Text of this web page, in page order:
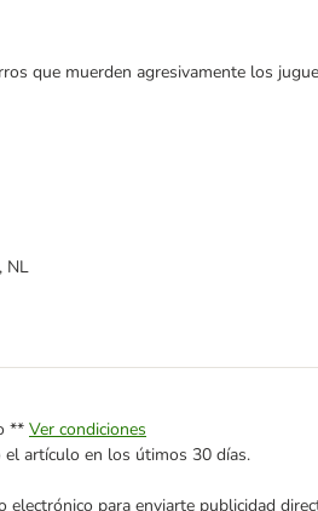
que muerden agresivamente los
NL
** Ver condiciones
artículo en los útimos 30 días.
electrónico para enviarte publicidad